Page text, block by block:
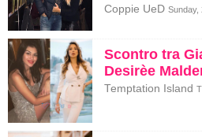
Coppie UeD Sunday,
Scontro tra
Desirèe
Temptation Island